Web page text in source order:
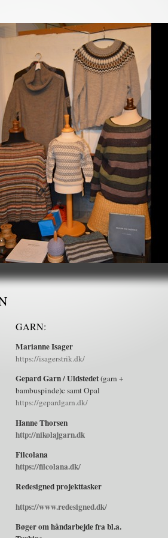
GARN:
Marianne Isager
https://isagerstrik.dk/
Gepard Garn / Uldstedet(garn +
bambuspinde)c samt Opal
https://gepardgarn.dk/
Hanne Thorsen
http://nikolajgarn.dk
Filcolana
https://filcolana.dk/
Redesigned projekttasker
https://www.redesigned.dk/
Bøger om håndarbejde fra bl.a.